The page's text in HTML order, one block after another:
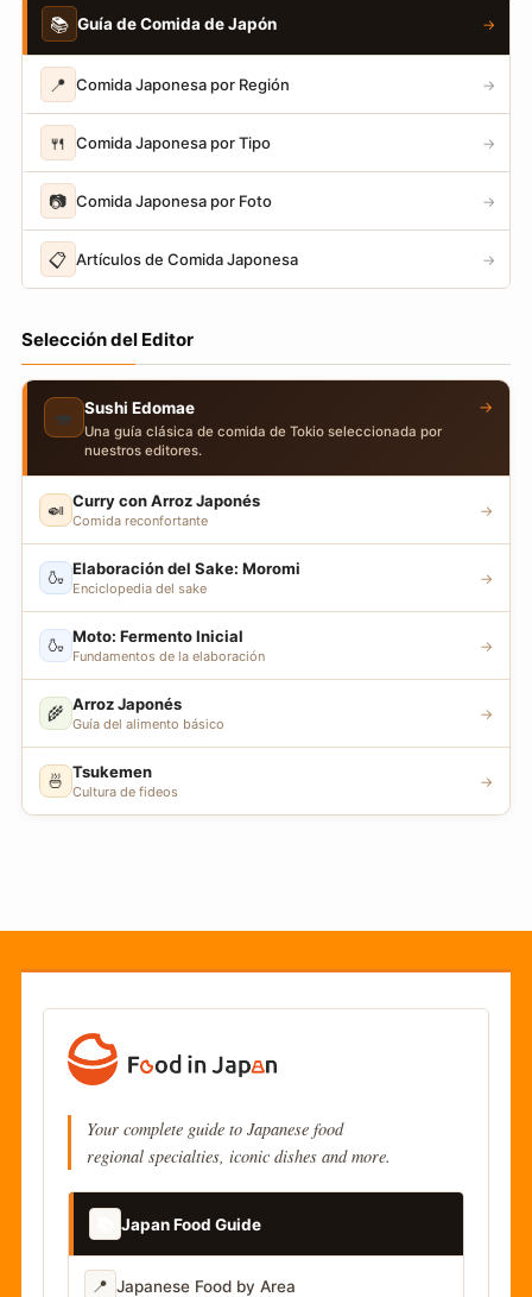
📚 Guía de Comida de Japón →
📍 Comida Japonesa por Región →
🍴 Comida Japonesa por Tipo →
📷 Comida Japonesa por Foto →
📋 Artículos de Comida Japonesa →
Selección del Editor
🍣 Sushi Edomae
Una guía clásica de comida de Tokio seleccionada por
nuestros editores.
→
🍛 Curry con Arroz Japonés
Comida reconfortante
→
🍶 Elaboración del Sake: Moromi
Enciclopedia del sake
→
🍶 Moto: Fermento Inicial
Fundamentos de la elaboración
→
🌾 Arroz Japonés
Guía del alimento básico
→
🍜 Tsukemen
Cultura de fideos
→
Your complete guide to Japanese food
regional specialties, iconic dishes and more.
Japan Food Guide
📍 Japanese Food by Area